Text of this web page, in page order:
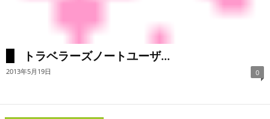
トラベラーズノートユーザ...
2013年5月19日 0